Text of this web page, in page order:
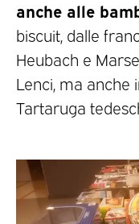
anche alle
biscuit, dalle
Heubach e
Lenci, ma anche
Tartaruga